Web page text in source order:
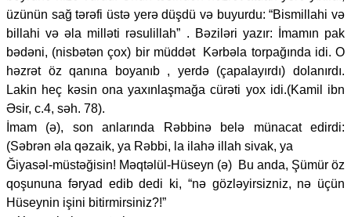
üzünün sağ tərəfi üstə yerə düşdü və buyurdu: “Bismillahi və
billahi və əla milləti rəsulillah” . Bəziləri yazır: İmamın pak
bədəni, (nisbətən çox) bir müddət Kərbəla torpağında idi. O
həzrət öz qanına boyanıb , yerdə (çapalayırdı) dolanırdı.
Lakin heç kəsin ona yaxınlaşmağa cürəti yox idi.(Kamil ibn
Əsir, c.4, səh. 78).
İmam (ə), son anlarında Rəbbinə belə münacat edirdi:
(Səbrən əla qəzaik, ya Rəbbi, la ilahə illah sivak, ya
Ğiyasəl-müstəğisin! Məqtəlül-Hüseyn (ə) Bu anda, Şümür öz
qoşununa fəryad edib dedi ki, “nə gözləyirsizniz, nə üçün
Hüseynin işini bitirmirsiniz?!”